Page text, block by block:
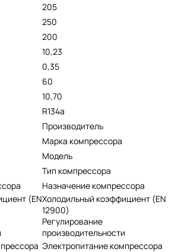
205
250
200
10,23
0,35
60
10,70
R134a
Производитель
Марка компрессора
Модель
Тип компрессора
Назначение компрессора
(ENХолодильный коэффициент (EN
12900)
Регулирование
производительности
Электропитание компрессора